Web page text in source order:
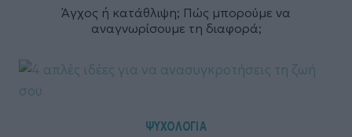
Άγχος ή κατάθλιψη; Πώς μπορούμε να
αναγνωρίσουμε τη διαφορά;
ΨΥΧΟΛΟΓΙΑ